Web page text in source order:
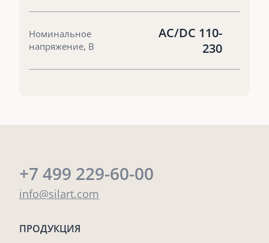
Номинальное
напряжение, В
AC/DC 110-
230
+7 499 229-60-00
info@silart.com
ПРОДУКЦИЯ